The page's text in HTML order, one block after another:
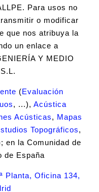
Para usos no
o modificar
que nos atribuya la
un enlace a
Y MEDIO
(Evaluación
, ...), Acústica
Acústicas, Mapas
Topográficos,
en la Comunidad de
de España
Planta, Oficina 134,